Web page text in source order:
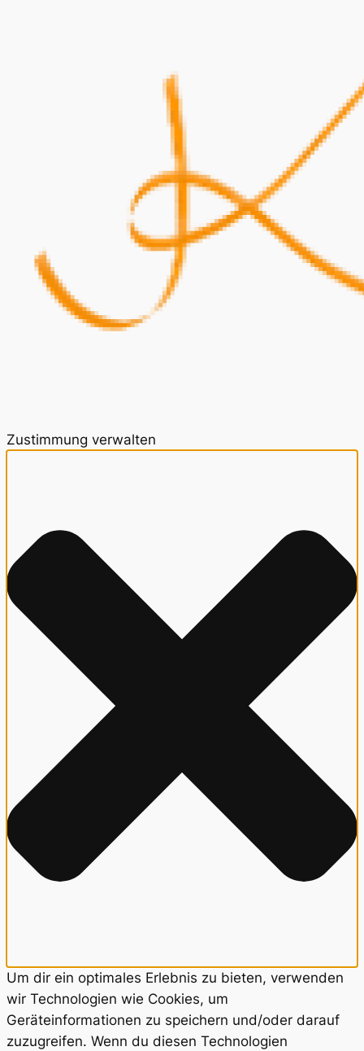
Zustimmung verwalten
Um dir ein optimales Erlebnis zu bieten, verwenden
wir Technologien wie Cookies, um
Geräteinformationen zu speichern und/oder darauf
zuzugreifen. Wenn du diesen Technologien